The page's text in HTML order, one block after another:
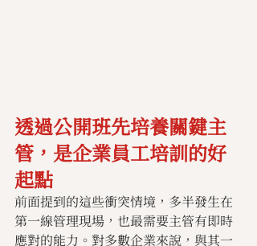
透過公開班先培養關鍵主
管，是企業員工培訓的好
起點
前面提到的這些衝突情境，多半發生在
第一線管理現場，也最需要主管有即時
應對的能力。對多數企業來說，與其一